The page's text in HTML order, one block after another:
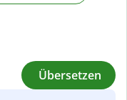
Übersetzen